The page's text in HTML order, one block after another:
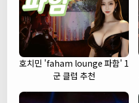
호치민 'faham lounge 파함' 1
군 클럽 추천